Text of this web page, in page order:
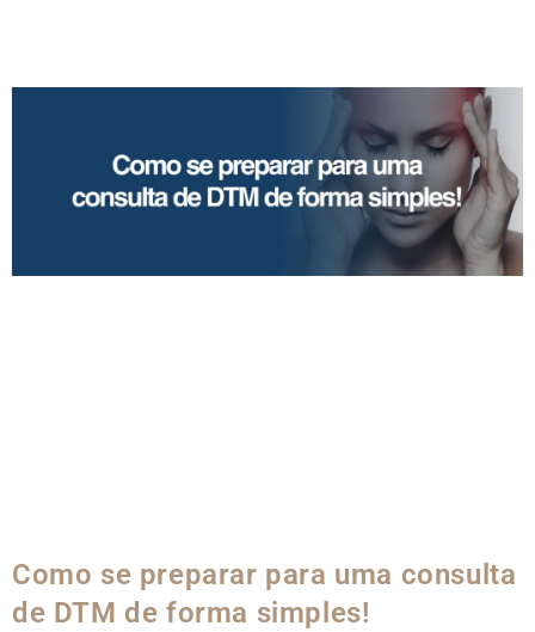
Como se preparar para uma consulta
de DTM de forma simples!